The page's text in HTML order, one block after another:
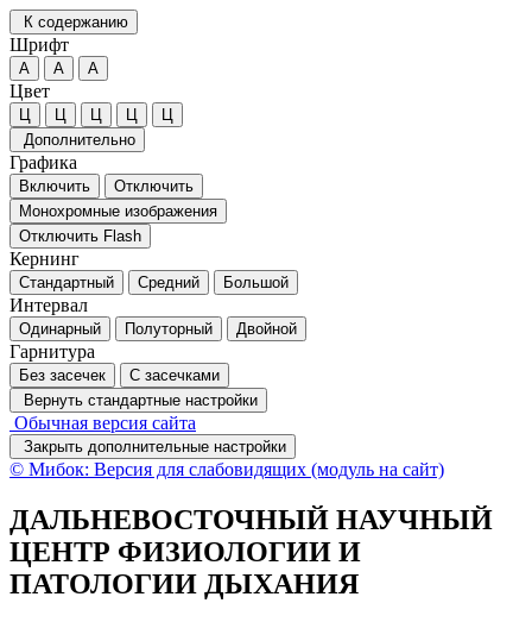
К содержанию
Шрифт
А А А
Цвет
Ц Ц Ц Ц
Ц
Дополнительно
Графика
Включить
Отключить
Монохромные изображения
Отключить Flash
Кернинг
Стандартный Средний Большой
Интервал
Одинарный Полуторный Двойной
Гарнитура
Без засечек
С засечками
Вернуть стандартные настройки
Обычная версия сайта
Закрыть дополнительные настройки
© Мибок: Версия для слабовидящих (модуль на сайт)
ДАЛЬНЕВОСТОЧНЫЙ НАУЧНЫЙ
ЦЕНТР ФИЗИОЛОГИИ И
ПАТОЛОГИИ ДЫХАНИЯ